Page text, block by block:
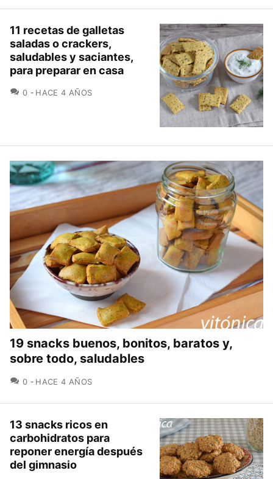
11 recetas de galletas
saladas o crackers,
saludables y saciantes,
para preparar en casa
0 COMENTARIOS
HACE 4 AÑOS
19 snacks buenos, bonitos, baratos y,
sobre todo, saludables
0 COMENTARIOS
HACE 4 AÑOS
13 snacks ricos en
carbohidratos para
reponer energía después
del gimnasio